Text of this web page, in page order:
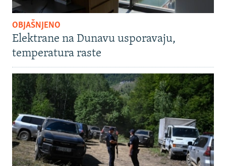
OBJAŠNJENO
Elektrane na Dunavu usporavaju,
temperatura raste